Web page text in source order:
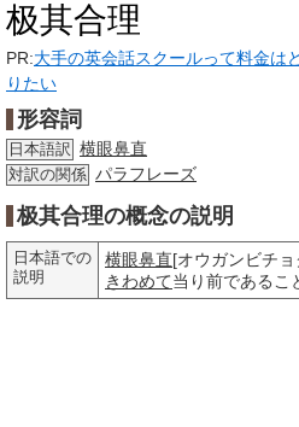
极其合理
PR:大手の英会話スクールって料金は
りたい
形容詞
日本語訳 横眼鼻直
対訳の関係 パラフレーズ
极其合理の概念の説明
日本語での
説明
横眼鼻直[オウガンビチョ
きわめて当り前であるこ